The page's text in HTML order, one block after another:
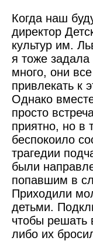
Когда наш
директор
культур им.
я тоже
много, они
привлекать к
Однако
просто
приятно, но в
беспокоило
трагедии
были
попавшим в
Приходили
детьми.
чтобы решать
либо их